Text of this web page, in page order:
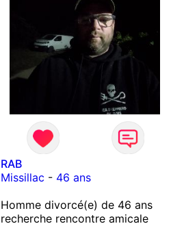
RAB
Missillac - 46 ans
Homme divorcé(e) de 46 ans
recherche rencontre amicale